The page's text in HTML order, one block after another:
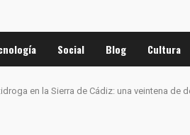
Social Blog Cultura
en la Sierra de Cádiz: una veintena de